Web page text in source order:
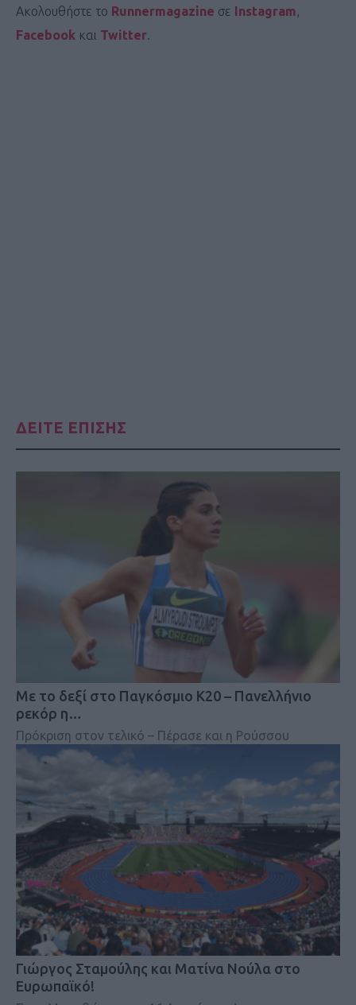
Ακολουθήστε το Runnermagazine σε Instagram,
Facebook και Twitter.
ΔΕΙΤΕ ΕΠΙΣΗΣ
Mε το δεξί στο Παγκόσμιο Κ20 – Πανελλήνιο
ρεκόρ η…
Πρόκριση στον τελικό – Πέρασε και η Ρούσσου
Γιώργος Σταμούλης και Ματίνα Νούλα στο
Ευρωπαϊκό!